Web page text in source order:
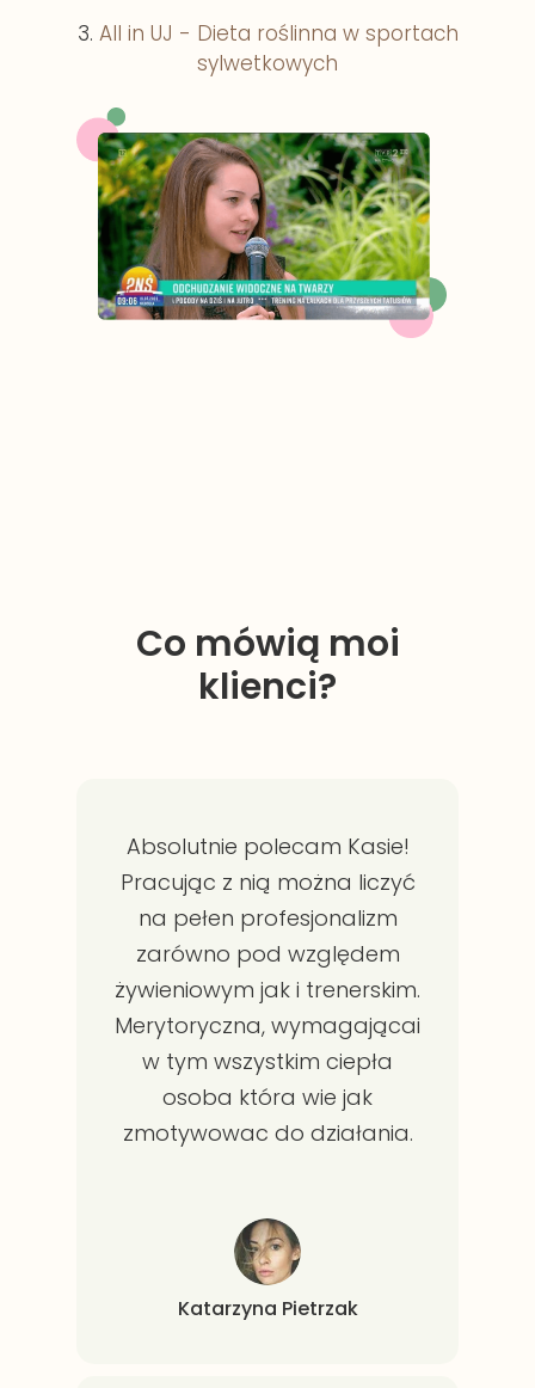
3. All in UJ - Dieta roślinna w sportach
sylwetkowych
Co mówią moi
klienci?
Katarzyna Pietrzak
Absolutnie polecam Kasie!
Pracując z nią można liczyć
na pełen profesjonalizm
zarówno pod względem
żywieniowym jak i trenerskim.
Merytoryczna, wymagającai
w tym wszystkim ciepła
osoba która wie jak
zmotywowac do działania.